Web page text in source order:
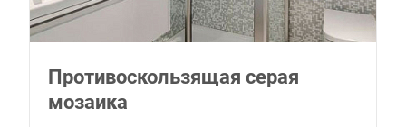
Противоскользящая серая
мозаика